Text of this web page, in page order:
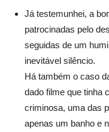
Já testemunhei, a
patrocinadas pelo
seguidas de um
inevitável silêncio.
Há também o caso
dado filme que tinha
criminosa, uma das
apenas um banho e